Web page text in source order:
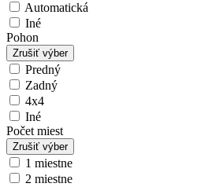
Automatická
Iné
Pohon
Zrušiť výber
Predný
Zadný
4x4
Iné
Počet miest
Zrušiť výber
1 miestne
2 miestne